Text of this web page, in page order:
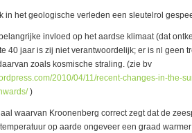
in het geologische verleden een sleutelrol
invloed op het aardse klimaat (dat
40 jaar is zij niet verantwoordelijk; er is nl geen
zoals kosmische straling. (zie bv
2010/04/11/recent-changes-in-the-
)
waarvan Kroonenberg correct zegt dat de
op aarde ongeveer een graad